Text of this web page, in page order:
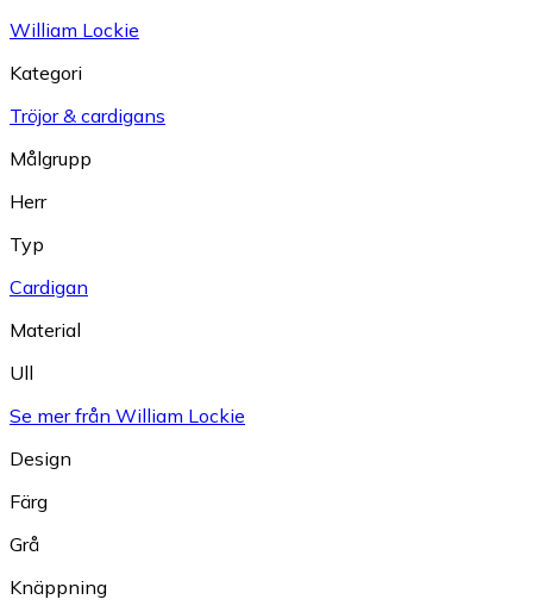
William Lockie
Kategori
Tröjor & cardigans
Målgrupp
Herr
Typ
Cardigan
Material
Ull
Se mer från William Lockie
Design
Färg
Grå
Knäppning